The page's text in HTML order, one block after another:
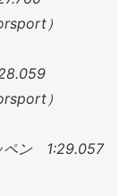
）
）
ペン 1:29.057